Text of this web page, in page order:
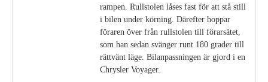
rampen. Rullstolen låses fast för att stå still
i bilen under körning. Därefter hoppar
föraren över från rullstolen till förarsätet,
som han sedan svänger runt 180 grader till
rättvänt läge. Bilanpassningen är gjord i en
Chrysler Voyager.